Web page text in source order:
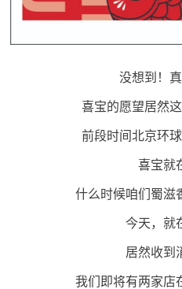
没想到！真
喜宝的愿望居然
前段时间北京环
喜宝就
什么时候咱们蜀滋
今天，就
居然收到
我们即将有两家店